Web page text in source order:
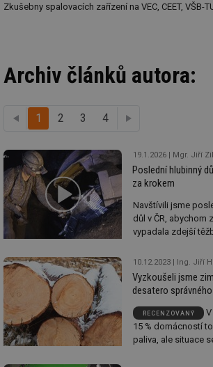
Zkušebny spalovacích zařízení na VEC, CEET, VŠB-
Archiv článků autora:
předchozí
1 2 3 4
19.1.2026 Mgr. Jiří Zilvar,
Poslední hlubinný
za krokem
Navštívili jsme
důl v ČR, abychom
vypadala zdejší
horníka při práci už
neuvidí. Dolem
Jiří "Smokeman"
10.12.2023 Ing. Jiří Horák, Ph.D., alias SMOKEMAN, VŠB –
Vyzkoušeli jsme
desatero
RECENZOVANÝ
15 % domácností
paliva, ale situace